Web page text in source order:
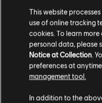
Riders
Pacchetto
This website
use of online tracking
cookies. To learn
personal data, please
Notice at Collection .
preferences at
management tool.
In addition to the